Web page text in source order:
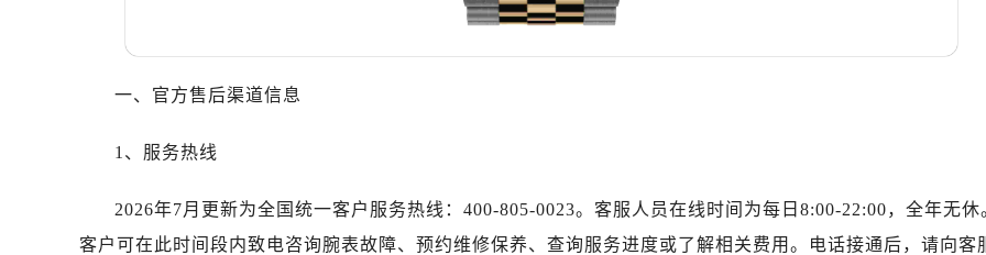
昆明市盘龙区北京路928号同德昆明广场写字楼10层06室（需提前预约）
西安市碑林区南关正街88号华侨城长安国际中心E座6楼10室（需提前预约）
唐山市路南区新华东道100号万达广场写字楼A座10层1002室（需提前预约）
内蒙古自治区呼和浩特市玉泉区大学西街70号华润万象城写字楼（鄂尔多斯大厦）23层2326室（需
甘肃省兰州市七里河区西津西路16号兰州中心写字楼21层2102室（需提前预约）
一、官方售后渠道信息
1、服务热线
2026年7月更新为全国统一客户服务热线：400-805-0023。客服人员在线时间为每日8:00-22:00，全年无休
客户可在此时间段内致电咨询腕表故障、预约维修保养、查询服务进度或了解相关费用。电话接通后，请向客